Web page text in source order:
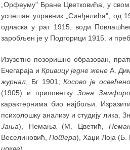
„Орфеуму" Бране Цветковића, у
успешан управник „Синђелића", од
одласка у рат 1915, води
заробљен је у Подгорици 1915. и
Изузетно позоришно образован,
Ечегараја иКривицу једне жене А.
журнал , Бг 1901;Косово је освећено
(1905) и приповеткуЗона
карактернима био најбољи.
психолошку анализу и студију лика.
Јања), Немања (М. Цветић,
Веселиновић,Потера), Хаџи Лоја (Б.
цркве).